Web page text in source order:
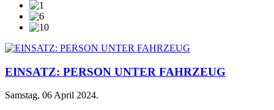
EINSATZ: PERSON UNTER FAHRZEUG
Samstag, 06 April 2024.